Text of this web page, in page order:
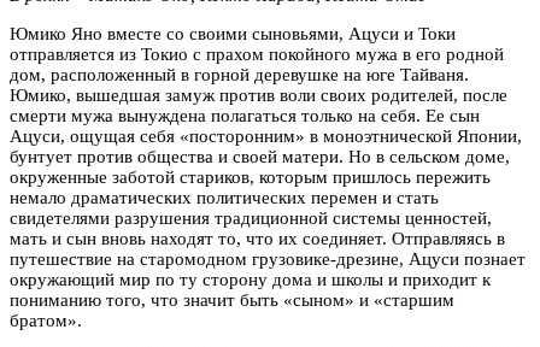
Юмико Яно вместе со своими сыновьями, Ацуси и Токи
отправляется из Токио с прахом покойного мужа в его родной
дом, расположенный в горной деревушке на юге Тайваня.
Юмико, вышедшая замуж против воли своих родителей, после
смерти мужа вынуждена полагаться только на себя. Ее сын
Ацуси, ощущая себя «посторонним» в моноэтнической Японии,
бунтует против общества и своей матери. Но в сельском доме,
окруженные заботой стариков, которым пришлось пережить
немало драматических политических перемен и стать
свидетелями разрушения традиционной системы ценностей,
мать и сын вновь находят то, что их соединяет. Отправляясь в
путешествие на старомодном грузовике-дрезине, Ацуси познает
окружающий мир по ту сторону дома и школы и приходит к
пониманию того, что значит быть «сыном» и «старшим
братом».